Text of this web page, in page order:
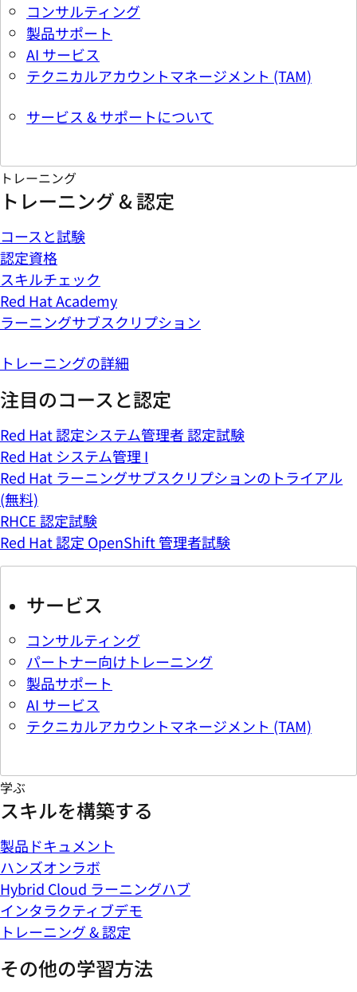
コンサルティング
製品サポート
AI サービス
テクニカルアカウントマネージメント (TAM)
サービス & サポートについて
トレーニング
トレーニング & 認定
コースと試験
認定資格
スキルチェック
Red Hat Academy
ラーニングサブスクリプション
トレーニングの詳細
注目のコースと認定
Red Hat 認定システム管理者 認定試験
Red Hat システム管理 I
Red Hat ラーニングサブスクリプションのトライアル
(無料)
RHCE 認定試験
Red Hat 認定 OpenShift 管理者試験
サービス
コンサルティング
パートナー向けトレーニング
製品サポート
AI サービス
テクニカルアカウントマネージメント (TAM)
学ぶ
スキルを構築する
製品ドキュメント
ハンズオンラボ
Hybrid Cloud ラーニングハブ
インタラクティブデモ
トレーニング & 認定
その他の学習方法